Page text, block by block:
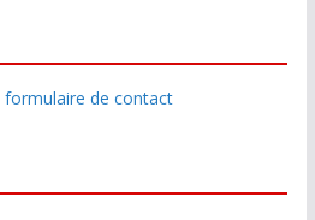
formulaire de contact